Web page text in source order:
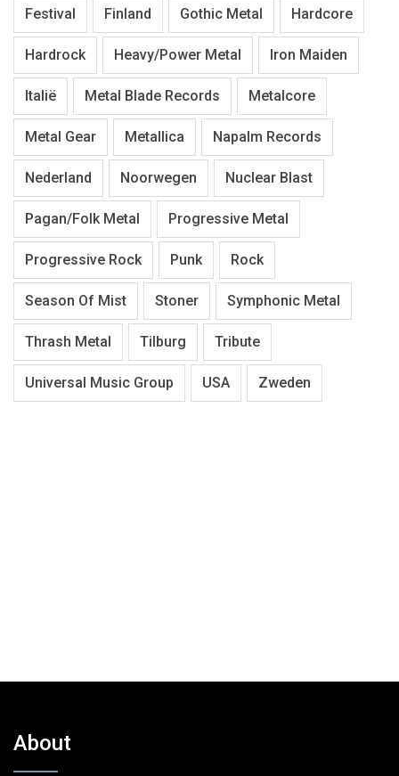
Festival Finland Gothic Metal Hardcore
Hardrock Heavy/Power Metal Iron Maiden
Italië Metal Blade Records Metalcore
Metal Gear Metallica Napalm Records
Nederland Noorwegen Nuclear Blast
Pagan/Folk Metal Progressive Metal
Progressive Rock Punk Rock
Season Of Mist Stoner Symphonic Metal
Thrash Metal Tilburg Tribute
Universal Music Group USA Zweden
About